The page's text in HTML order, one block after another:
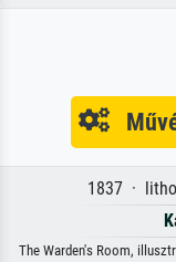
1837 ·
The Warden's Room,